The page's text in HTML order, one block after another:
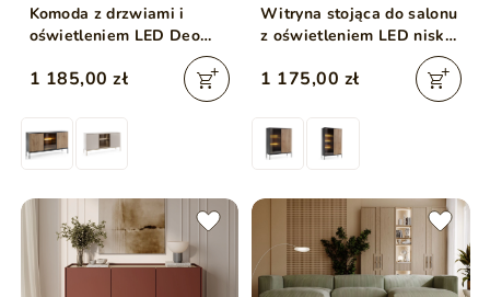
Komoda z drzwiami i
oświetleniem LED Deo
1 185,00 zł
Witryna stojąca do salonu
z oświetleniem LED niska
1 175,00 zł